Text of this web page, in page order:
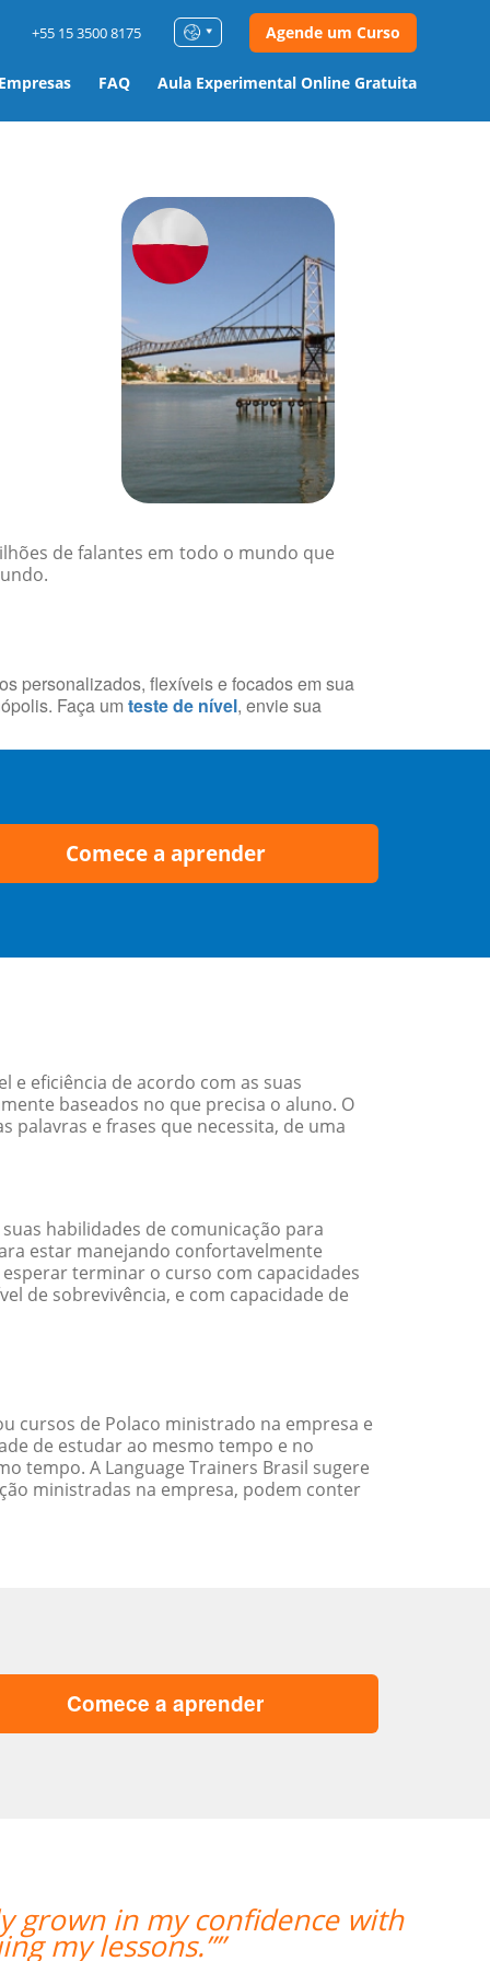
FAQ Aula Experimental Online Gratuita
+55 15 3500 8175 Agende um Curso
de falantes em todo o mundo que
personalizados, flexíveis e focados em sua
Faça um teste de nível, envie sua
Comece a aprender
e eficiência de acordo com as suas
baseados no que precisa o aluno. O
palavras e frases que necessita, de uma
habilidades de comunicação para
estar manejando confortavelmente
terminar o curso com capacidades
de sobrevivência, e com capacidade de
cursos de Polaco ministrado na empresa e
de estudar ao mesmo tempo e no
tempo. A Language Trainers Brasil sugere
ministradas na empresa, podem conter
Comece a aprender
my second class with Carol